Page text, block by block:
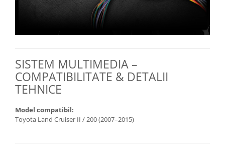
SISTEM MULTIMEDIA –
COMPATIBILITATE & DETALII
TEHNICE
Model compatibil:
Toyota Land Cruiser II / 200 (2007–2015)